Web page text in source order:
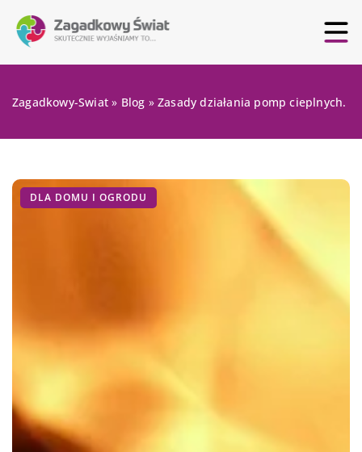
Zagadkowy-Swiat » Blog »Zasady działania pomp cieplnych.
DLA DOMU I OGRODU